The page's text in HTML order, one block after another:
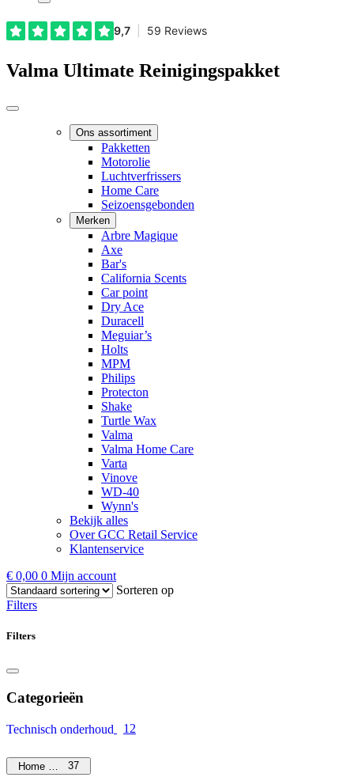
Valma Ultimate Reinigingspakket
Ons assortiment
Pakketten
Motorolie
Luchtverfrissers
Home Care
Seizoensgebonden
Merken
Arbre Magique
Axe
Bar's
California Scents
Car point
Dry Ace
Duracell
Meguiar’s
Holts
MPM
Philips
Protecton
Shake
Turtle Wax
Valma
Valma Home Care
Varta
Vinove
WD-40
Wynn's
Bekijk alles
Over GCC Retail Service
Klantenservice
€ 0,00 0 Mijn account
Sorteren op
Filters
Filters
Categorieën
Technisch onderhoud 12
Home Care37